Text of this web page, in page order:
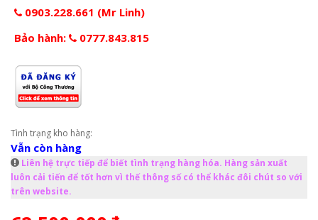
0903.228.661 (Mr Linh)
Bảo hành:
0777.843.815
Tình trạng kho hàng:
Vẫn còn hàng
Liên hệ trực tiếp để biết tình trạng hàng hóa. Hàng sản xuất
luôn cải tiến để tốt hơn vì thế thông số có thể khác đôi chút so với
trên website.